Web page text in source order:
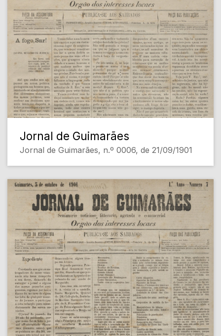
Jornal de Guimarães
Jornal de Guimarães, n.º 0006, de 21/09/1901